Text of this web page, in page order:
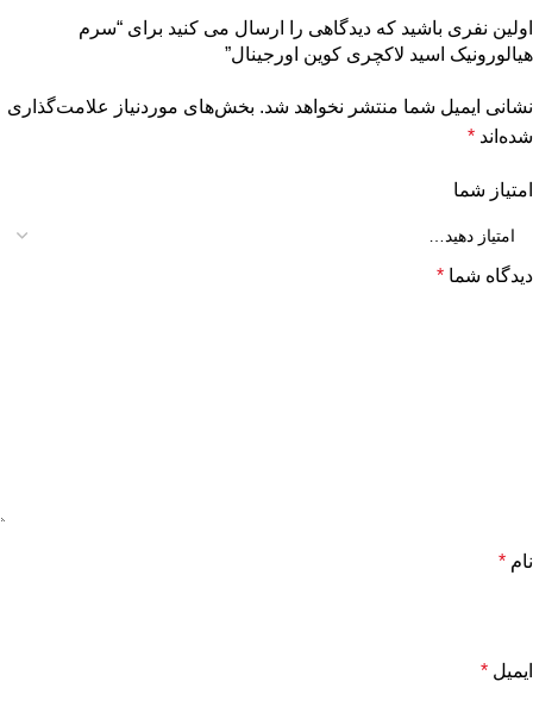
اولین نفری باشید که دیدگاهی را ارسال می کنید برای “سرم
هیالورونیک اسید لاکچری کوین اورجینال”
نشانی ایمیل شما منتشر نخواهد شد. بخش‌های موردنیاز علامت‌گذاری
شده‌اند *
امتیاز شما
دیدگاه شما *
نام *
ایمیل *